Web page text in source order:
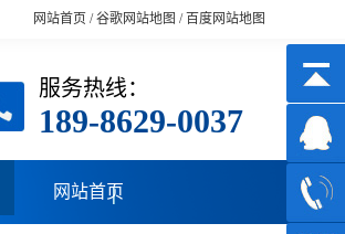
网站首页 /谷歌网站地图 / 百度网站地图
服务热线：
189-8629-0037
网站首页